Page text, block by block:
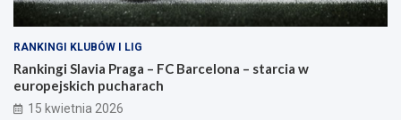
RANKINGI KLUBÓW I LIG
Rankingi Slavia Praga – FC Barcelona – starcia w
europejskich pucharach
15 kwietnia 2026